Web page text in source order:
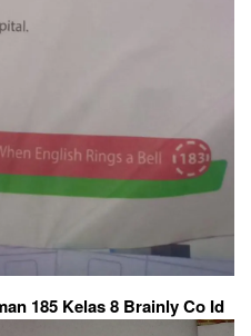
185 Kelas 8 Brainly Co Id